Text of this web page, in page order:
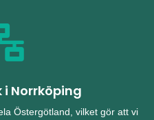
Norrköping
Östergötland, vilket gör att vi